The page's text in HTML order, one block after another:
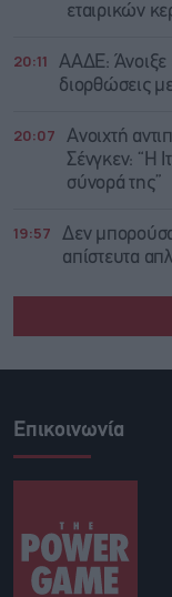
εταιρικών
20:11
ΑΑΔΕ: Άνοιξε
διορθώσεις
20:07
Ανοιχτή
Σένγκεν: “Η
σύνορά της”
19:57
Δεν
απίστευτα
Επικοινωνία